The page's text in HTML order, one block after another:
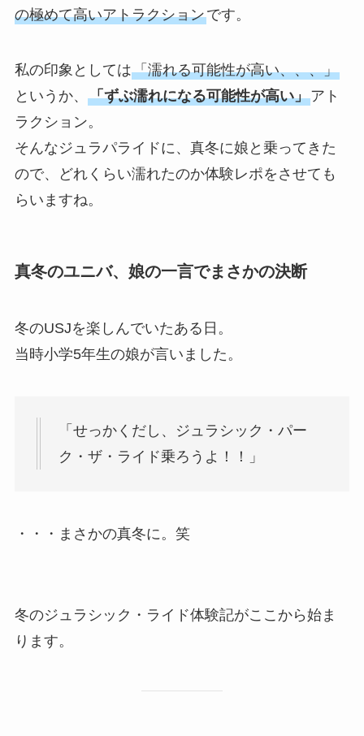
の極めて高いアトラクションです。
私の印象としては「濡れる可能性が高い、、、」
というか、 「ずぶ濡れになる可能性が高い」アト
ラクション。
そんなジュラパライドに、真冬に娘と乗ってきた
ので、どれくらい濡れたのか体験レポをさせても
らいますね。
真冬のユニバ、娘の一言でまさかの決断
冬のUSJを楽しんでいたある日。
当時小学5年生の娘が言いました。
「せっかくだし、ジュラシック・パー
ク・ザ・ライド乗ろうよ！！」
・・・まさかの真冬に。笑
冬のジュラシック・ライド体験記がここから始ま
ります。